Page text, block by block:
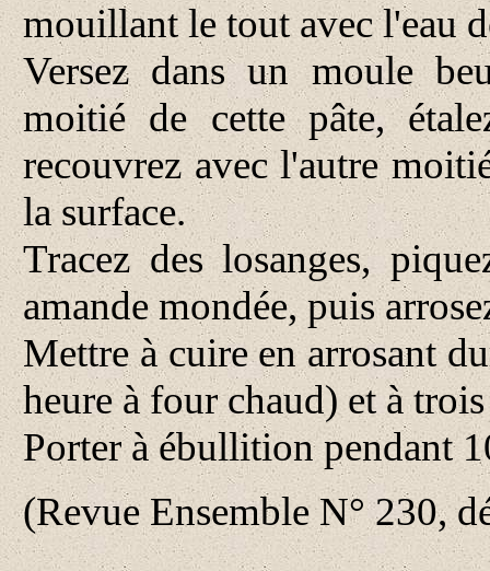
mouillant le tout avec l'eau
Versez dans un moule
moitié de cette pâte,
recouvrez avec l'autre
la surface.
Tracez des losanges,
amande mondée, puis
Mettre à cuire en arrosant
heure à four chaud) et à
Porter à ébullition pendant
(Revue Ensemble N° 230,